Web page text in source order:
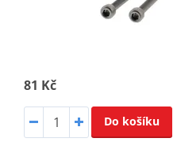
81 Kč
Do košíku